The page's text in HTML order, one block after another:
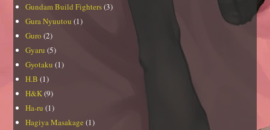
Gundam Build Fighters(3)
Gura Nyuutou (1)
Guro (2)
Gyaru (5)
Gyotaku (1)
H.B (1)
H&K(9)
Ha-ru (1)
Hagiya Masakage (1)